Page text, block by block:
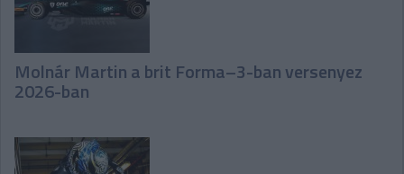
Molnár Martin a brit Forma–3-ban versenyez
2026-ban